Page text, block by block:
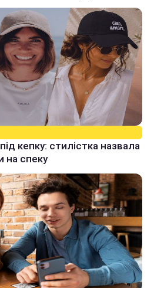
кепку: стилістка назвала
на спеку